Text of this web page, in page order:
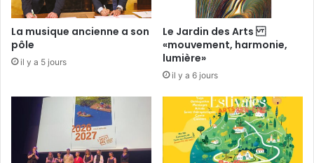
ô
e
La musique ancienne a son
pôle
il y a 5 jours
Le Jardin des Arts
«mouvement, harmonie,
lumière»
il y a 6 jours